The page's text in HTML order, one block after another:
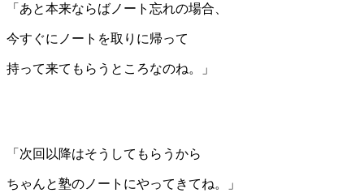
「あと本来ならばノート忘れの場合、
今すぐにノートを取りに帰って
持って来てもらうところなのね。」
「次回以降はそうしてもらうから
ちゃんと塾のノートにやってきてね。」